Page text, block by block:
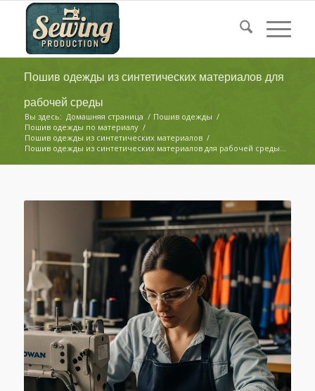
Пошив одежды из синтетических материалов для
рабочей среды
Вы здесь: Домашняя страница / Пошив одежды /
Пошив одежды по материалу /
Пошив одежды из синтетических материалов /
Пошив одежды из синтетических материалов для рабочей среды...